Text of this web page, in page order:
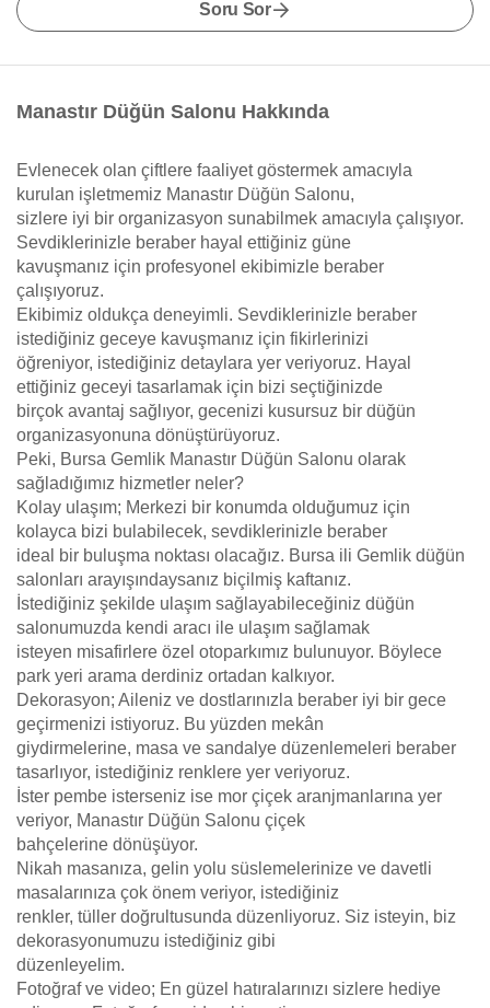
Soru Sor
Manastır Düğün Salonu Hakkında
Evlenecek olan çiftlere faaliyet göstermek amacıyla
kurulan işletmemiz Manastır Düğün Salonu,
sizlere iyi bir organizasyon sunabilmek amacıyla çalışıyor.
Sevdiklerinizle beraber hayal ettiğiniz güne
kavuşmanız için profesyonel ekibimizle beraber
çalışıyoruz.
Ekibimiz oldukça deneyimli. Sevdiklerinizle beraber
istediğiniz geceye kavuşmanız için fikirlerinizi
öğreniyor, istediğiniz detaylara yer veriyoruz. Hayal
ettiğiniz geceyi tasarlamak için bizi seçtiğinizde
birçok avantaj sağlıyor, gecenizi kusursuz bir düğün
organizasyonuna dönüştürüyoruz.
Peki, Bursa Gemlik Manastır Düğün Salonu olarak
sağladığımız hizmetler neler?
Kolay ulaşım; Merkezi bir konumda olduğumuz için
kolayca bizi bulabilecek, sevdiklerinizle beraber
ideal bir buluşma noktası olacağız. Bursa ili Gemlik düğün
salonları arayışındaysanız biçilmiş kaftanız.
İstediğiniz şekilde ulaşım sağlayabileceğiniz düğün
salonumuzda kendi aracı ile ulaşım sağlamak
isteyen misafirlere özel otoparkımız bulunuyor. Böylece
park yeri arama derdiniz ortadan kalkıyor.
Dekorasyon; Aileniz ve dostlarınızla beraber iyi bir gece
geçirmenizi istiyoruz. Bu yüzden mekân
giydirmelerine, masa ve sandalye düzenlemeleri beraber
tasarlıyor, istediğiniz renklere yer veriyoruz.
İster pembe isterseniz ise mor çiçek aranjmanlarına yer
veriyor, Manastır Düğün Salonu çiçek
bahçelerine dönüşüyor.
Nikah masanıza, gelin yolu süslemelerinize ve davetli
masalarınıza çok önem veriyor, istediğiniz
renkler, tüller doğrultusunda düzenliyoruz. Siz isteyin, biz
dekorasyonumuzu istediğiniz gibi
düzenleyelim.
Fotoğraf ve video; En güzel hatıralarınızı sizlere hediye